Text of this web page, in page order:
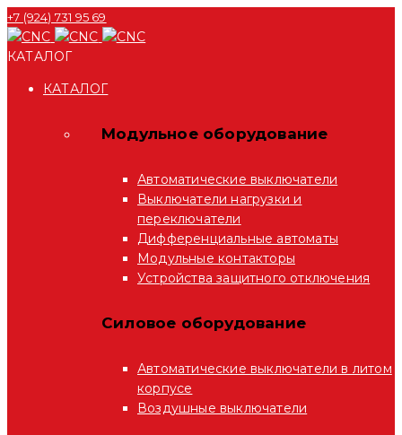
+7 (924) 731 95 69
КАТАЛОГ
КАТАЛОГ
Модульное оборудование
Автоматические выключатели
Выключатели нагрузки и
переключатели
Дифференциальные автоматы
Модульные контакторы
Устройства защитного отключения
Силовое оборудование
Автоматические выключатели в литом
корпусе
Воздушные выключатели